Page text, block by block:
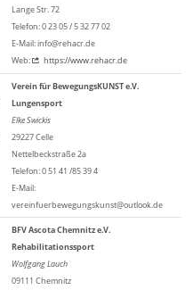
Lange Str. 72
Telefon: 0 23 05 / 5 32 77 02
E-Mail: info@rehacr.de
Web:
https://www.rehacr.de
Verein für BewegungsKUNST e.V.
Lungensport
Elke Swickis
29227 Celle
Nettelbeckstraße 2a
Telefon: 0 51 41 /85 39 4
E-Mail:
vereinfuerbewegungskunst@outlook.de
BFV Ascota Chemnitz e.V.
Rehabilitationssport
Wolfgang Lauch
09111 Chemnitz